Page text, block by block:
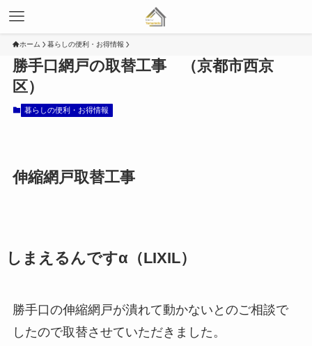
ホーム 暮らしの便利・お得情報
勝手口網戸の取替工事 （京都市西京
区）
暮らしの便利・お得情報
伸縮網戸取替工事
しまえるんですα（LIXIL）
勝手口の伸縮網戸が潰れて動かないとのご相談で
したので取替させていただきました。